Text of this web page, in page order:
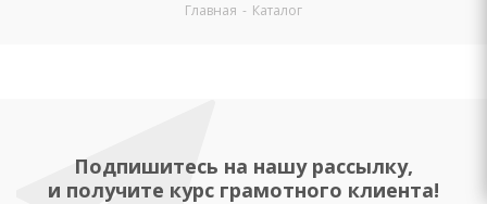
Главная - Каталог
Подпишитесь на нашу рассылку,
и получите курс грамотного клиента!